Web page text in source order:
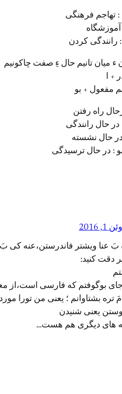
تهاجم فرهنگی
آموزشگاه
رانندگی کردن
ء میان تانیم حال ءِ صفت چاکونیم
+ ا
مفعول + بو
راه رفتن
در حال رانندگی
در حال نشسته
: در حال ترسیدگی
1, 2016
ویشتر فاندرستن،عنه کی بَ
دقت کنید:
بوگوفتم که فارسی است،از
تره بشتاوانم ؛ یعنی من تورا
یعنی شنیدن
های دیگری هم هست…